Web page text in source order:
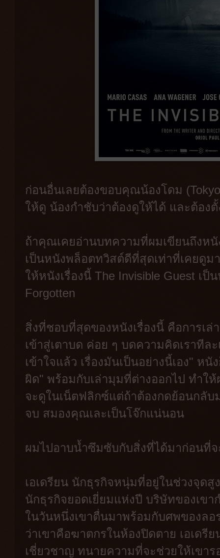
ก่อนอื่นเลยต้องขอบคุณน้องโดม
ให้ดู น้องกำชับว่าต้องดูให้ได้ และต้อง
ถ้าคุณเคยอ่านบทความที่ผมเขียนถึงหนั
เป็นหนังพล็อตทวิสต์ดีที่สุดเท่าที่เคยดู
ให้หนังเรื่องนี้ The Invisible Guest เ
Forgotten
สิ่งที่ชอบที่สุดของหนังเรื่องนี้ คือการเล่
เข้าสู่เตาบด ค่อย ๆ บดความคิดเราทีล
เข้าใจแล้ว เรื่องมันเป็นอย่างนี้เอง" ห
ผิด" พร้อมกับเล่ามุมที่ต่างออกไป ทำใ
จะดูในเน็ตฟลิกซ์แต่ถ้าต้องกดย้อนกลั
จบ สมองคุณเละเป็นโจ๊กแน่นอน
ผมไปอาบน้ำซึมซับกับสิ่งที่ได้มาก่อนที่
เอเดรียน นักธุรกิจหนุ่มที่อยู่ในช่วงจุดสู
นักธุรกิจยอดเยี่ยมแห่งปี บริษัทของเขา
ในวันหนึ่งเขาตื่นมาพร้อมกับศพของล
ว่าเขาคือฆาตกรในห้องปิดตาย เอเดรี
เชี่ยวชาญ ทนายความที่จะช่วยให้เขาร